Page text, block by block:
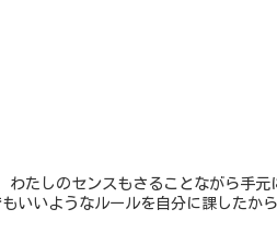
わたしのセンスもさることながら手元
いいようなルールを自分に課したから